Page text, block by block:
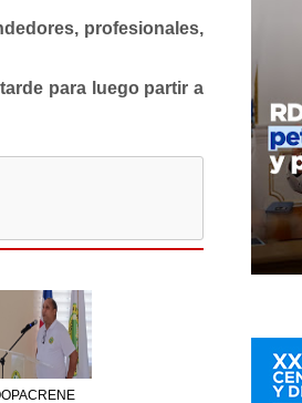
profesionales,
para luego partir a